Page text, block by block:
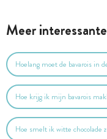
Meer
Hoelang moet de bavarois in
Hoe krijg ik mijn bavarois
Hoe smelt ik witte chocolade